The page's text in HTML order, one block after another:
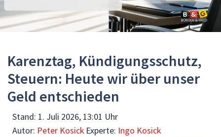
Karenztag, Kündigungsschutz,
Steuern: Heute wir über unser
Geld entschieden
Stand: 1. Juli 2026, 13:01 Uhr
Autor: Peter Kosick Experte: Ingo Kosick